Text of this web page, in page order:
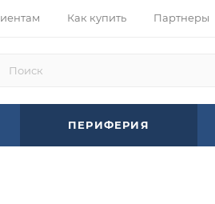
Как купить Партнеры
ПЕРИФЕРИЯ